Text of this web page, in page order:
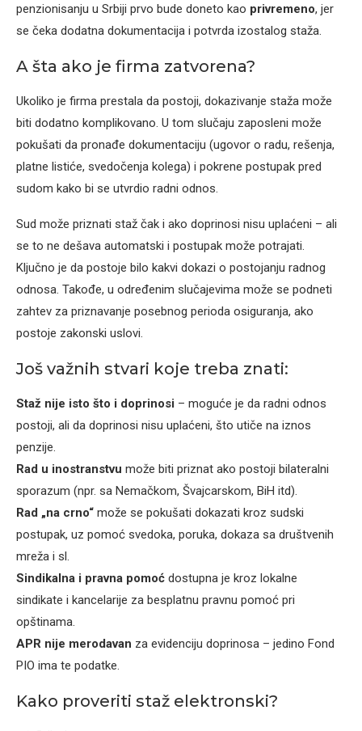
penzionisanju u Srbiji prvo bude doneto kao privremeno, jer
se čeka dodatna dokumentacija i potvrda izostalog staža.
A šta ako je firma zatvorena?
Ukoliko je firma prestala da postoji, dokazivanje staža može
biti dodatno komplikovano. U tom slučaju zaposleni može
pokušati da pronađe dokumentaciju (ugovor o radu, rešenja,
platne listiće, svedočenja kolega) i pokrene postupak pred
sudom kako bi se utvrdio radni odnos.
Sud može priznati staž čak i ako doprinosi nisu uplaćeni – ali
se to ne dešava automatski i postupak može potrajati.
Ključno je da postoje bilo kakvi dokazi o postojanju radnog
odnosa. Takođe, u određenim slučajevima može se podneti
zahtev za priznavanje posebnog perioda osiguranja, ako
postoje zakonski uslovi.
Još važnih stvari koje treba znati:
Staž nije isto što i doprinosi – moguće je da radni odnos
postoji, ali da doprinosi nisu uplaćeni, što utiče na iznos
penzije.
Rad u inostranstvu može biti priznat ako postoji bilateralni
sporazum (npr. sa Nemačkom, Švajcarskom, BiH itd).
Rad „na crno“ može se pokušati dokazati kroz sudski
postupak, uz pomoć svedoka, poruka, dokaza sa društvenih
mreža i sl.
Sindikalna i pravna pomoć dostupna je kroz lokalne
sindikate i kancelarije za besplatnu pravnu pomoć pri
opštinama.
APR nije merodavan za evidenciju doprinosa – jedino Fond
PIO ima te podatke.
Kako proveriti staž elektronski?